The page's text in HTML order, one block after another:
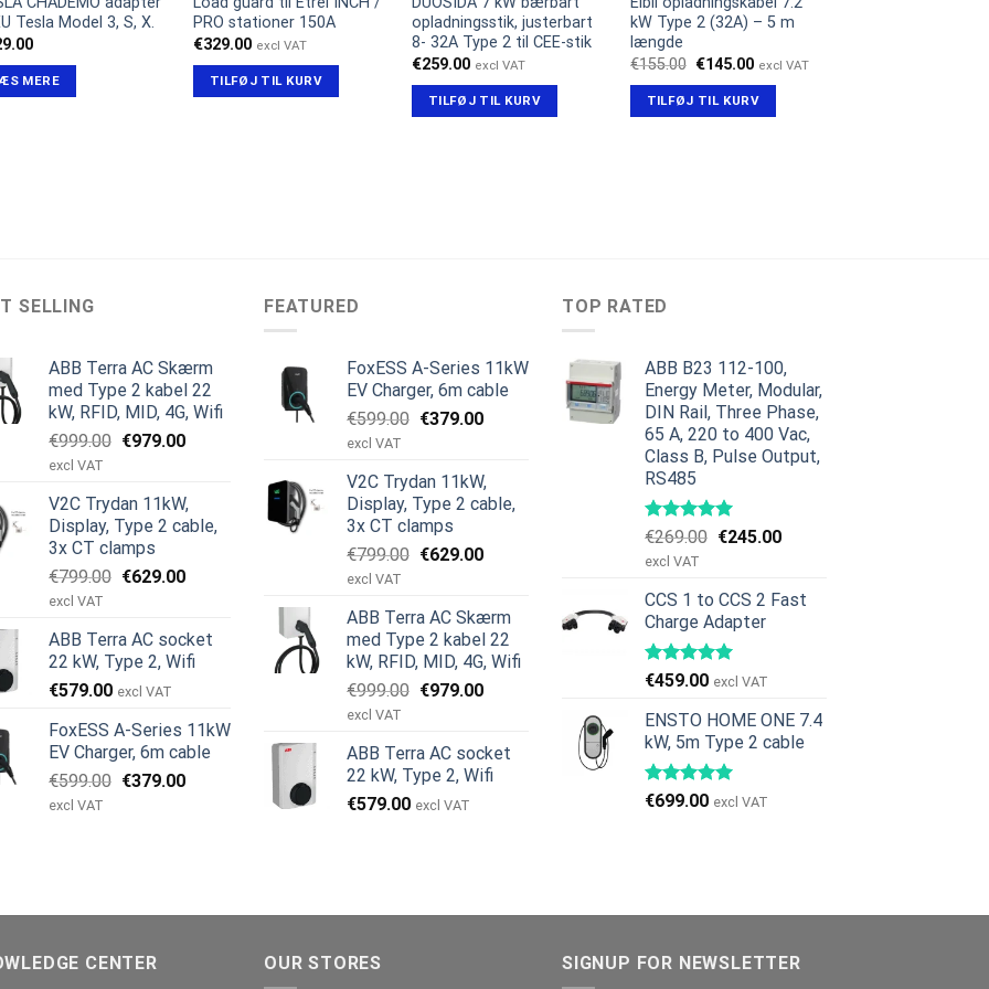
Tesla Model 3, S, X.
MERE
PRO stationer 150A
€329.00 excl VAT
TILFØJ TIL KURV
opladningsstik, justerbart
8- 32A Type 2 til CEE-stik
€259.00 excl VAT
TILFØJ TIL KURV
kW Type 2 (32A) – 5 m
længde
€155.00 Den
pris
var:
€145.00Den
pris
er:
excl VAT
TILFØJ TIL KURV
SELLING
ABB Terra AC Skærm
med Type 2 kabel 22
kW, RFID, MID, 4G, Wifi
€999.00 Den
var:
€999.00.
€979.00Den
er:
€979.00.
excl VAT
V2C Trydan 11kW,
Display, Type 2 cable,
3x CT clamps
€799.00 Den
var:
€799.00.
€629.00Den
er:
€629.00.
excl VAT
ABB Terra AC socket
22 kW, Type 2, Wifi
€579.00 excl VAT
FoxESS A-Series 11kW
EV Charger, 6m cable
€599.00 Den
€379.00Den
excl VAT
FEATURED
FoxESS A-Series 11kW
EV Charger, 6m cable
€599.00 Den
var:
€599.00.
€379.00Den
er:
€379.00.
excl VAT
V2C Trydan 11kW,
Display, Type 2 cable,
3x CT clamps
€799.00 Den
var:
€799.00.
€629.00Den
er:
€629.00.
excl VAT
ABB Terra AC Skærm
med Type 2 kabel 22
kW, RFID, MID, 4G, Wifi
€999.00 Den
var:
€999.00.
€979.00Den
er:
€979.00.
excl VAT
ABB Terra AC socket
22 kW, Type 2, Wifi
€579.00 excl VAT
TOP RATED
ABB B23 112-100,
Energy Meter, Modular,
DIN Rail, Three Phase,
65 A, 220 to 400 Vac,
Class B, Pulse Output,
RS485
€269.00 Den
var:
€269.00.
€245.00Den
er:
excl VAT
CCS 1 to CCS 2 Fast
Charge Adapter
€459.00 excl VAT
ENSTO HOME ONE 7.4
kW, 5m Type 2 cable
€699.00 excl VAT
CENTER OUR STORES SIGNUP FOR NEWSLETTER